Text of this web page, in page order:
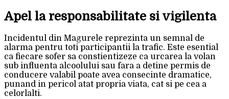
Apel la responsabilitate si vigilenta
Incidentul din Magurele reprezinta un semnal de
alarma pentru toti participantii la trafic. Este esential
ca fiecare sofer sa constientizeze ca urcarea la volan
sub influenta alcoolului sau fara a detine permis de
conducere valabil poate avea consecinte dramatice,
punand in pericol atat propria viata, cat si pe cea a
celorlalti.